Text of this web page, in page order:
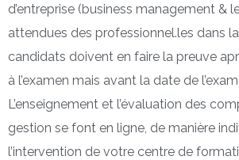
d’entreprise (business management &
attendues des professionnel.les dans
candidats doivent en faire la preuve
à l’examen mais avant la date de
L’enseignement et l’évaluation des
gestion se font en ligne, de manière
l’intervention de votre centre de